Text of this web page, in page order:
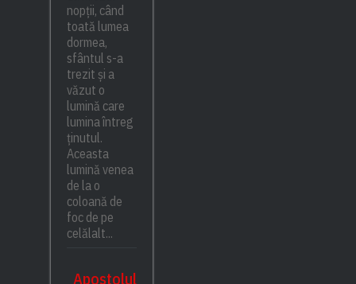
nopții, când
toată lumea
dormea,
sfântul s-a
trezit și a
văzut o
lumină care
lumina întreg
ținutul.
Aceasta
lumină venea
de la o
coloană de
foc de pe
celălalt...
Apostolul